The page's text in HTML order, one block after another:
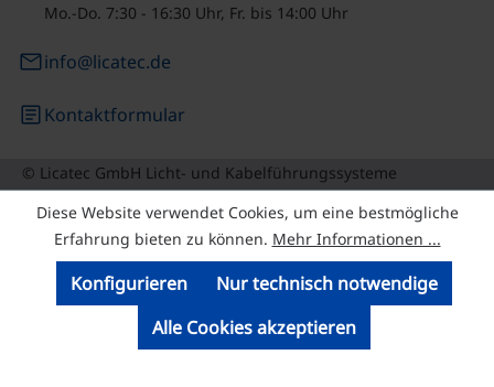
Mo.-Do. 7:30 - 16:30 Uhr, Fr. bis 14:00 Uhr
emailinfo@licatec.de
articleKontaktformular
© Licatec GmbH Licht- und Kabelführungssysteme
Diese Website verwendet Cookies, um eine bestmögliche
Erfahrung bieten zu können. Mehr Informationen ...
Nur technisch notwendige
Konfigurieren
Alle Cookies akzeptieren